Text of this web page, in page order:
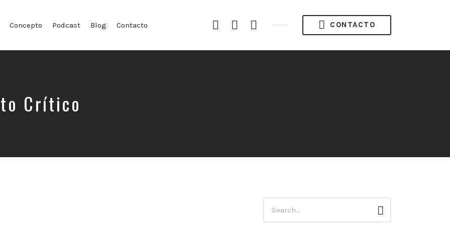
Concepto Podcast Blog Contacto
Facebook
Profile
Instagram
Twitter CONTACTO
Crítico
para:
Buscar